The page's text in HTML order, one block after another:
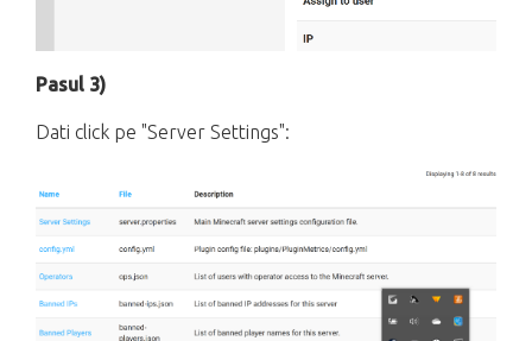
Pasul 3)
Dati click pe "Server Settings":